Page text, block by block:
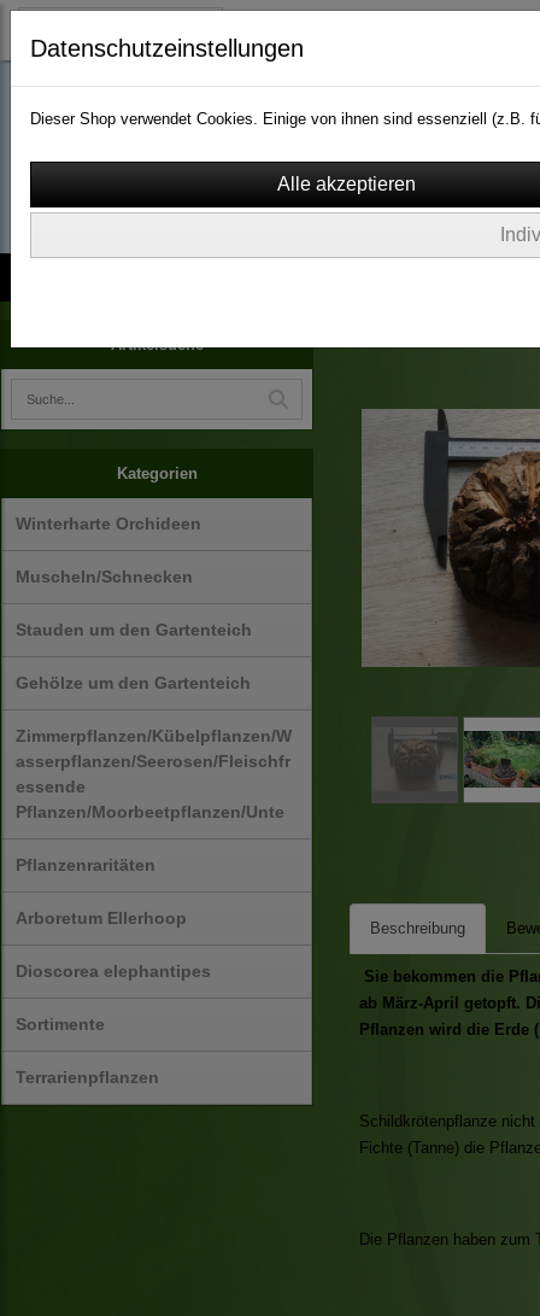
wassergarten-
Artikelsuche
Kategorien
Winterharte Orchideen
Muscheln/Schnecken
Stauden um den Gartenteich
Gehölze um den Gartenteich
Zimmerpflanzen/Kübelpflanzen/W
asserpflanzen/Seerosen/Fleischfr
essende
Pflanzen/Moorbeetpflanzen/Unte
Pflanzenraritäten
Arboretum Ellerhoop
Dioscorea elephantipes
Sortimente
Terrarienpflanzen
Beschreibung
Sie bekommen die
ab März-April getopft.
Pflanzen wird die Erde
Schildkrötenpflanze
Fichte (Tanne) die
Die Pflanzen haben zum
Datenschutzeinstellungen
Dieser Shop verwendet Cookies. Einige von ihnen sind essenziell (z.B.